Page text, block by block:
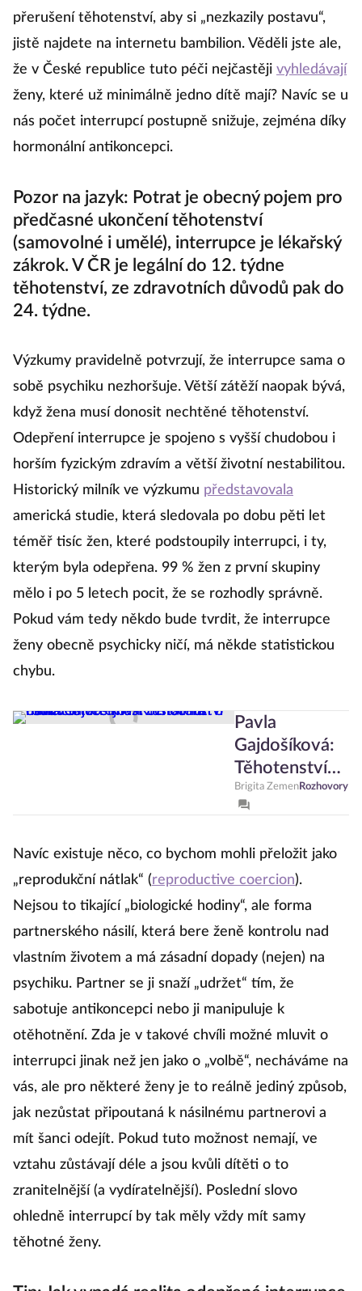
přerušení těhotenství, aby si „nezkazily postavu“,
jistě najdete na internetu bambilion. Věděli jste ale,
že v České republice tuto péči nejčastěji vyhledávají
ženy, které už minimálně jedno dítě mají? Navíc se u
nás počet interrupcí postupně snižuje, zejména díky
hormonální antikoncepci.
Pozor na jazyk: Potrat je obecný pojem pro
předčasné ukončení těhotenství
(samovolné i umělé), interrupce je lékařský
zákrok. V ČR je legální do 12. týdne
těhotenství, ze zdravotních důvodů pak do
24. týdne.
Výzkumy pravidelně potvrzují, že interrupce sama o
sobě psychiku nezhoršuje. Větší zátěží naopak bývá,
když žena musí donosit nechtěné těhotenství.
Odepření interrupce je spojeno s vyšší chudobou i
horším fyzickým zdravím a větší životní nestabilitou.
Historický milník ve výzkumu představovala
americká studie, která sledovala po dobu pěti let
téměř tisíc žen, které podstoupily interrupci, i ty,
kterým byla odepřena. 99 % žen z první skupiny
mělo i po 5 letech pocit, že se rozhodly správně.
Pokud vám tedy někdo bude tvrdit, že interrupce
ženy obecně psychicky ničí, má někde statistickou
chybu.
Pavla
Gajdošíková:
Těhotenství
není věc
veřejná.
osudu dítěte
musí zůstat na
rodičích
Brigita ZemenRozhovory
Navíc existuje něco, co bychom mohli přeložit jako
„reprodukční nátlak“ (reproductive coercion).
Nejsou to tikající „biologické hodiny“, ale forma
partnerského násilí, která bere ženě kontrolu nad
vlastním životem a má zásadní dopady (nejen) na
psychiku. Partner se ji snaží „udržet“ tím, že
sabotuje antikoncepci nebo ji manipuluje k
otěhotnění. Zda je v takové chvíli možné mluvit o
interrupci jinak než jen jako o „volbě“, necháváme na
vás, ale pro některé ženy je to reálně jediný způsob,
jak nezůstat připoutaná k násilnému partnerovi a
mít šanci odejít. Pokud tuto možnost nemají, ve
vztahu zůstávají déle a jsou kvůli dítěti o to
zranitelnější (a vydíratelnější). Poslední slovo
ohledně interrupcí by tak měly vždy mít samy
těhotné ženy.